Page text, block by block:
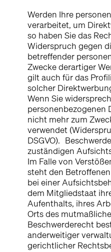
Werden Ihre
verarbeitet, um
so haben Sie das
Widerspruch gegen
betreffender
Zwecke derartiger
gilt auch für das
solcher
Wenn Sie
personenbezogenen
nicht mehr zum
verwendet
DSGVO).
zuständigen
Im Falle von
steht den
bei einer
dem Mitgliedstaat
Aufenthalts, ihres
Orts des
Beschwerderecht
anderweitiger
gerichtlicher